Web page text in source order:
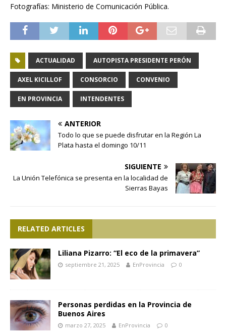
Fotografías: Ministerio de Comunicación Pública.
ACTUALIDAD AUTOPISTA PRESIDENTE PERÓN
AXEL KICILLOF CONSORCIO CONVENIO
EN PROVINCIA INTENDENTES
ANTERIOR
Todo lo que se puede disfrutar en la Región La
Plata hasta el domingo 10/11
SIGUIENTE
La Unión Telefónica se presenta en la localidad de
Sierras Bayas
RELATED ARTICLES
Liliana Pizarro: “El eco de la primavera”
septiembre 21, 2025 EnProvincia 0
Personas perdidas en la Provincia de
Buenos Aires
marzo 27, 2025 EnProvincia 0